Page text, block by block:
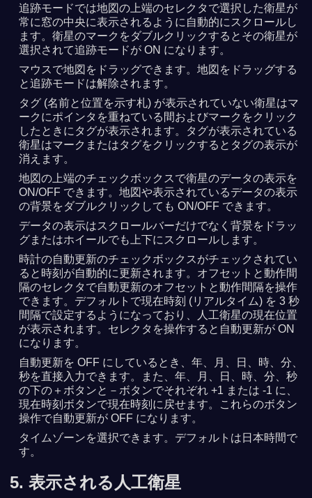
追跡モードでは地図の上端のセレクタで選択した衛星が
常に窓の中央に表示されるように自動的にスクロールし
ます。衛星のマークをダブルクリックするとその衛星が
選択されて追跡モードが ON になります。
マウスで地図をドラッグできます。地図をドラッグする
と追跡モードは解除されます。
タグ (名前と位置を示す札) が表示されていない衛星はマ
ークにポインタを重ねている間およびマークをクリック
したときにタグが表示されます。タグが表示されている
衛星はマークまたはタグをクリックするとタグの表示が
消えます。
地図の上端のチェックボックスで衛星のデータの表示を
ON/OFF できます。地図や表示されているデータの表示
の背景をダブルクリックしても ON/OFF できます。
データの表示はスクロールバーだけでなく背景をドラッ
グまたはホイールでも上下にスクロールします。
時計の自動更新のチェックボックスがチェックされてい
ると時刻が自動的に更新されます。オフセットと動作間
隔のセレクタで自動更新のオフセットと動作間隔を操作
できます。デフォルトで現在時刻 (リアルタイム) を 3 秒
間隔で設定するようになっており、人工衛星の現在位置
が表示されます。セレクタを操作すると自動更新が ON
になります。
自動更新を OFF にしているとき、年、月、日、時、分、
秒を直接入力できます。また、年、月、日、時、分、秒
の下の＋ボタンと－ボタンでそれぞれ +1 または -1 に、
現在時刻ボタンで現在時刻に戻せます。これらのボタン
操作で自動更新が OFF になります。
タイムゾーンを選択できます。デフォルトは日本時間で
す。
5. 表示される人工衛星